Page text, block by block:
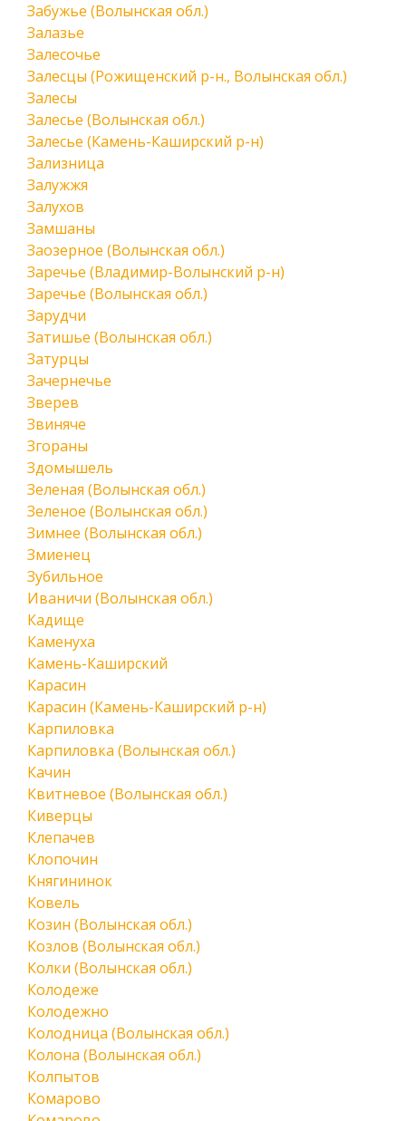
Забужье (Волынская обл.)
Залазье
Залесочье
Залесцы (Рожищенский р-н., Волынская обл.)
Залесы
Залесье (Волынская обл.)
Залесье (Камень-Каширский р-н)
Зализница
Залужжя
Залухов
Замшаны
Заозерное (Волынская обл.)
Заречье (Владимир-Волынский р-н)
Заречье (Волынская обл.)
Зарудчи
Затишье (Волынская обл.)
Затурцы
Зачернечье
Зверев
Звиняче
Згораны
Здомышель
Зеленая (Волынская обл.)
Зеленое (Волынская обл.)
Зимнее (Волынская обл.)
Змиенец
Зубильное
Иваничи (Волынская обл.)
Кадище
Каменуха
Камень-Каширский
Карасин
Карасин (Камень-Каширский р-н)
Карпиловка
Карпиловка (Волынская обл.)
Качин
Квитневое (Волынская обл.)
Киверцы
Клепачев
Клопочин
Княгининок
Ковель
Козин (Волынская обл.)
Козлов (Волынская обл.)
Колки (Волынская обл.)
Колодеже
Колодежно
Колодница (Волынская обл.)
Колона (Волынская обл.)
Колпытов
Комарово